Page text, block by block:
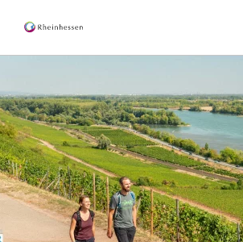
Wein & Genuss
Aktiv & Natur
Kultur & Städte
Veranstaltungen